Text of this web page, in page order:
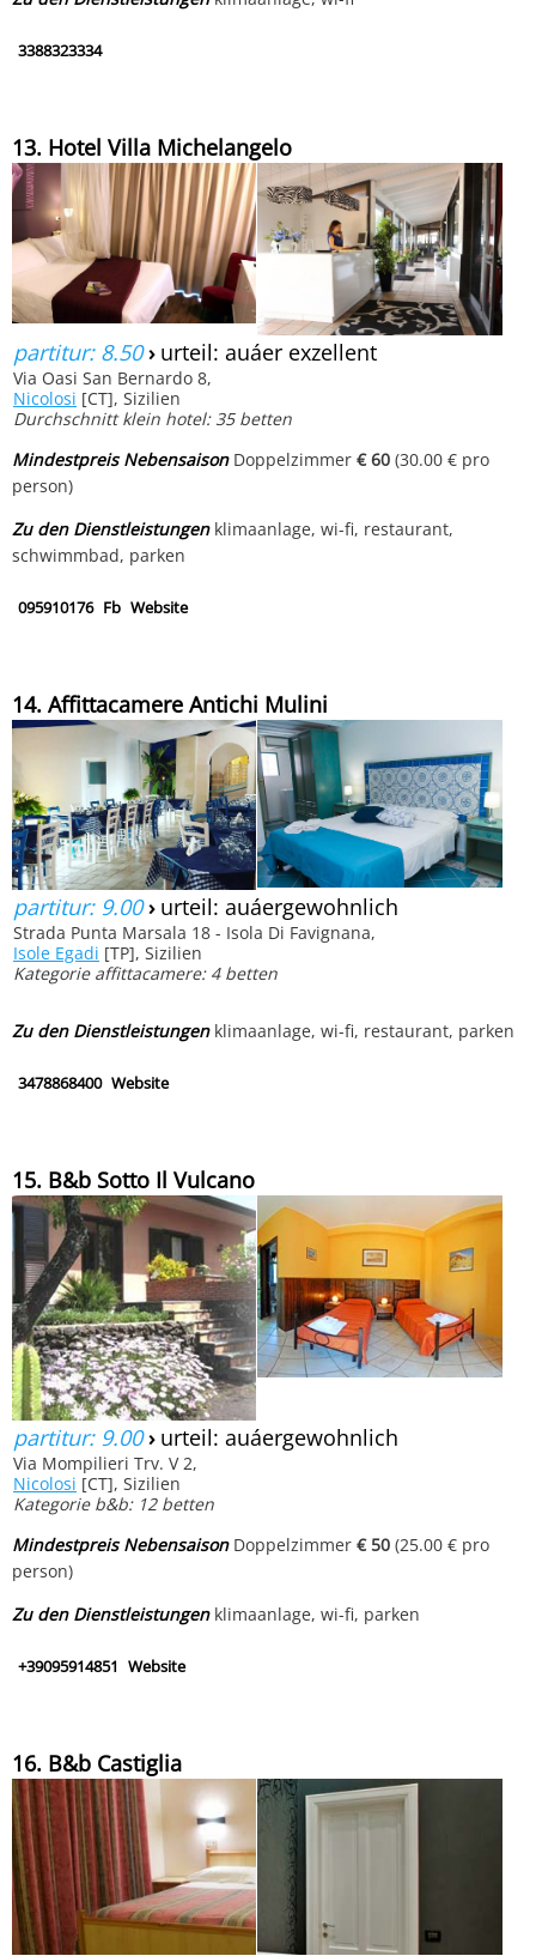
3388323334
13. Hotel Villa Michelangelo
partitur: 8.50› urteil: auáer exzellent
Via Oasi San Bernardo 8,
Nicolosi [CT], Sizilien
Durchschnitt klein hotel: 35 betten
Mindestpreis NebensaisonDoppelzimmer€ 60 (30.00 € pro
person)
Zu den Dienstleistungenklimaanlage, wi-fi, restaurant,
schwimmbad, parken
095910176 Fb Website
14. Affittacamere Antichi Mulini
partitur: 9.00› urteil: auáergewohnlich
Strada Punta Marsala 18 - Isola Di Favignana,
Isole Egadi [TP], Sizilien
Kategorie affittacamere: 4 betten
Zu den Dienstleistungenklimaanlage, wi-fi, restaurant, parken
3478868400 Website
15. B&b Sotto Il Vulcano
partitur: 9.00› urteil: auáergewohnlich
Via Mompilieri Trv. V 2,
Nicolosi [CT], Sizilien
Kategorie b&b: 12 betten
Mindestpreis NebensaisonDoppelzimmer€ 50 (25.00 € pro
person)
Zu den Dienstleistungenklimaanlage, wi-fi, parken
+39095914851 Website
16. B&b Castiglia